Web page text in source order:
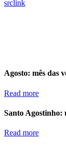
srclink
Agosto: mês das
Read more
Santo Agostinho:
Read more